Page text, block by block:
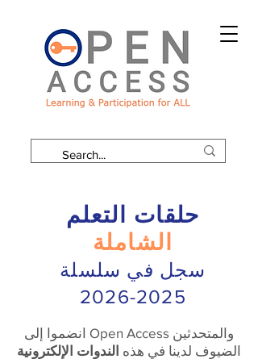
حلقات التعلم
الشاملة
سجل في سلسلة
2025-2026
انضموا إلى Open Access والمتحدثين
الضيوف لدينا في هذه الندوات الإلكترونية